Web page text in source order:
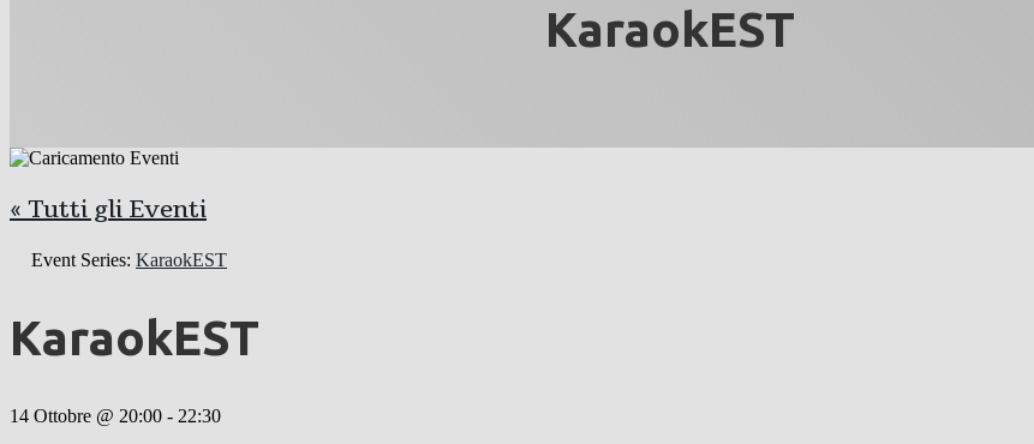
KaraokEST
« Tutti gli Eventi
Event Series: KaraokEST
KaraokEST
14 Ottobre @ 20:00 - 22:30